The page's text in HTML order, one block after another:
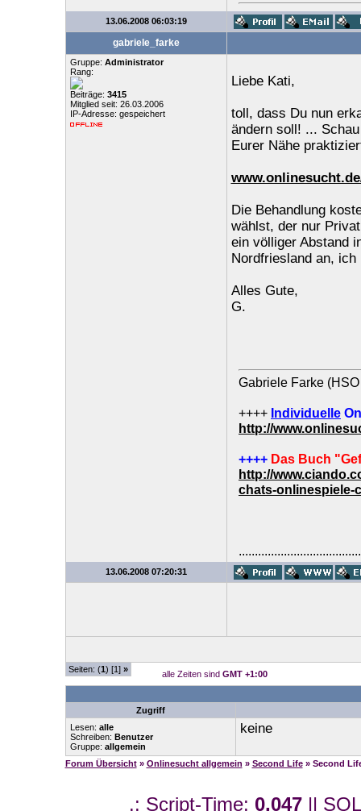
13.06.2008 06:03:19
gabriele_farke
Gruppe: Administrator
Rang:
Beiträge: 3415
Mitglied seit: 26.03.2006
IP-Adresse: gespeichert
Liebe Kati,
toll, dass Du nun
ändern soll! ...
Eurer Nähe
Die Behandlung
wählst, der nur
ein völliger Abstand
Nordfriesland an,
Alles Gute,
G.
Gabriele Farke (HSO
++++ Individuelle
http://
++++ Das Buch
http://
chats-onlinespiele-
13.06.2008 07:20:31
Seiten: (1) [1] » alle Zeiten sind GMT +1:00
Zugriff
Lesen: alle
Schreiben: Benutzer
Gruppe: allgemein
keine
Forum Übersicht » Onlinesucht allgemein » Second Life » Second
.: Script-Time: 0,047||